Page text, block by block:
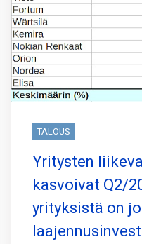
TALOUS
Yritysten
kasvoivat Q2/
yrityksistä on